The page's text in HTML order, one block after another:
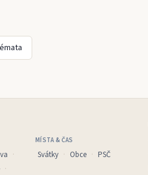
MÍSTA & ČAS
Svátky Obce PSČ